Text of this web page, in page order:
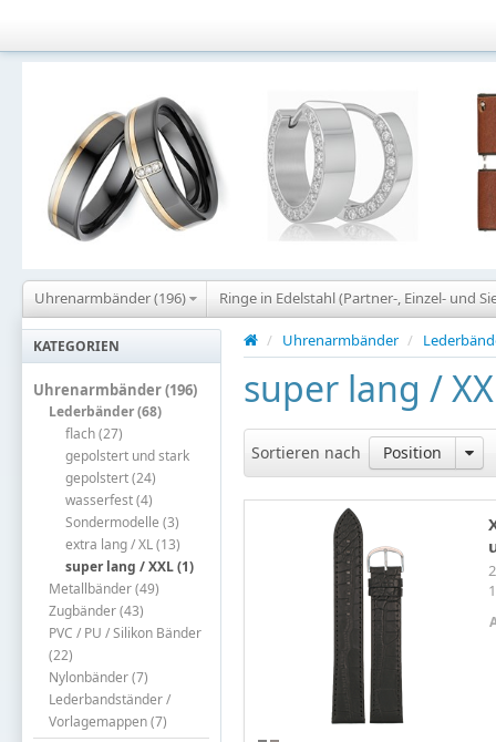
Uhrenarmbänder (196) Ringe in Edelstahl (Partner-, Einzel- und
KATEGORIEN
Uhrenarmbänder (196)
Lederbänder (68)
flach (27)
gepolstert und stark
gepolstert (24)
wasserfest (4)
Sondermodelle (3)
extra lang / XL (13)
super lang / XXL (1)
Metallbänder (49)
Zugbänder (43)
PVC / PU / Silikon Bänder
(22)
Nylonbänder (7)
Lederbandständer /
Vorlagemappen (7)
/ Uhrenarmbänder /
super lang /
Sortieren nach Position